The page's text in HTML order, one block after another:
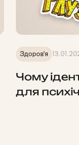
Здоров'я
Чому
для